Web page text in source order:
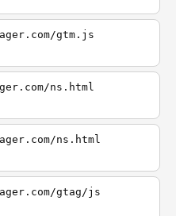
gtm.js
ns.html
ns.html
gtag/js